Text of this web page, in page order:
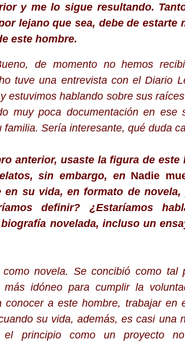
y me lo sigue resultando.
lejano que sea, debe de estarte
este hombre.
de momento no hemos
tuve una entrevista con el Diario
estuvimos hablando sobre sus
muy poca documentación en ese
familia. Sería interesante, qué duda
anterior, usaste la figura de
sin embargo, en Nadie
en su vida, en formato de
definir? ¿Estaríamos
novelada, incluso un
novela. Se concibió como tal
más idóneo para cumplir la
conocer a este hombre, trabajar en
su vida, además, es casi una
el principio como un proyecto